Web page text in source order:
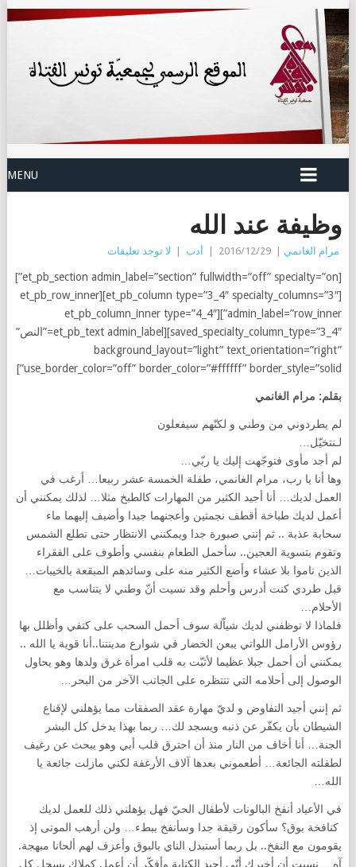
MENU
وظيفة عند الله
مرام الغانمي 2016/12/29 أدب لا توجد تعليقات
[et_pb_section admin_label=”section” fullwidth=”off” specialty=”on”]
[et_pb_column type=”3_4″ specialty_columns=”3″][et_pb_row_inner
admin_label=”row_inner”][et_pb_column_inner type=”4_4″
saved_specialty_column_type=”3_4″][et_pb_text admin_label=”النص”
background_layout=”light” text_orientation=”right”
use_border_color=”off” border_color=”#ffffff” border_style=”solid”]
بقلم: مرام الغانمي
لم يطردوني من وطني و لكنّهم سيفعلون
لـنتخيّل…
لم أجد مأوى فتوجّهت إليك يا ربّي…
وها أنا يا رب، مرام الغانمي، طفلة الخمسة عشر ربيعا… أرغب في
العمل لديك… أنا أجيد الكثير من المهارات كالطبخ مثلا… لذلك يمكنني أن
أعمل لديك طباخة أقطف نجمتين وأعجنهما جيدا وأضيف إليهما ماء
سحابة عذبة .. ثم إنني صبورة جدا ويمكنني الانتظار حتى تطلع الشمس
وتقوم بتسوية العجين.. سأحمل الطعام بنفسي وأطوف على الفقراء
الذين ناموا بلا عشاء وأضع الكثير منه على وسائدهم المبقعة بالخيبات…
قبل طردي كنت أدرس وأحلم وقد نسيت أنّ وطني لا يتناسب مع
الأحلام…
فلماذا لا توظفني لديك شياّلة سوف أحمل السحب على كتفي وأظلل بها
رؤوس الأرامل اللواتي يبعن الخضار في شوارع مدينتنا..أنا قوية يا الله ..
يمكنني أن أحمل جبلا عظيما لأثبّت به قلب امرأة غرق ولدها وهو يحاول
الوصول إلى أحلامه التي تنتظره على الجانب الآخر من البحر…
ثم إنني أجيد التفاوض و لديّ مهارة عقد الصفقات مما يؤهلني لإقناع
الشيطان بأن يكفّر عن ذنبه ويسجد لك… ربما بهذا يدخل كل البشر
الجنة… أنا أخاف من النار منذ أن احترق قلب أبي وهو يبحث عن رغيف
لطفلته الجائعة… أطعموني بعدها آلاف الأرغفة لكني مازلت جائعة يا
الله…
في الأعياد أنفخ البالونات لأطفال الحيّ فهل يؤهلني ذلك للعمل لديك
كنافخة بوق؟ سأكون رقيقة جدا وسأنفخ ببطء… ولن أرهب الموتى إذ
يقومون مع النفخ.. بل ربما أستبدل الناي بالبوق وأعزف لهم ألحانا مبهجة.
آه… نسيت أن أخبرك أنّي أجيد الكتابة وأفكّر أن أعمل كملاك يسجل كل